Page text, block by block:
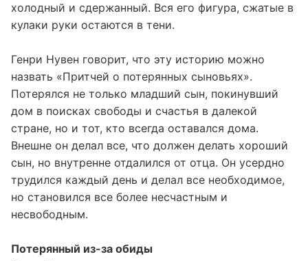
холодный и сдержанный. Вся его фигура, сжатые в
кулаки руки остаются в тени.
Генри Нувен говорит, что эту историю можно
назвать «Притчей о потерянных сыновьях».
Потерялся не только младший сын, покинувший
дом в поисках свободы и счастья в далекой
стране, но и тот, кто всегда оставался дома.
Внешне он делал все, что должен делать хороший
сын, но внутренне отдалился от отца. Он усердно
трудился каждый день и делал все необходимое,
но становился все более несчастным и
несвободным.
Потерянный из-за обиды